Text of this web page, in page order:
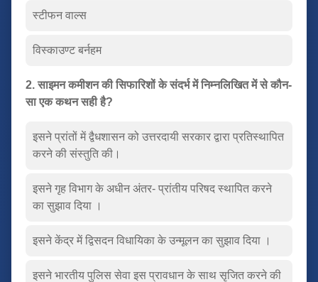
स्टीफन वाल्स
विस्काउण्ट बर्नहम
2. साइमन कमीशन की सिफारिशों के संदर्भ में निम्नलिखित में से कौन-
सा एक कथन सही है?
इसने प्रांतों में द्वैधशासन को उत्तरदायी सरकार द्वारा प्रतिस्थापित
करने की संस्तुति की।
इसने गृह विभाग के अधीन अंतर- प्रांतीय परिषद स्थापित करने
का सुझाव दिया ।
इसने केंद्र में द्विसदन विधायिका के उन्मूलन का सुझाव दिया ।
इसने भारतीय पुलिस सेवा इस प्रावधान के साथ सृजित करने की